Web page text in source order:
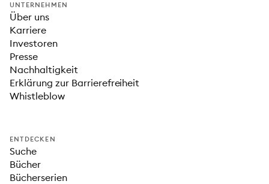
UNTERNEHMEN
Über uns
Karriere
Investoren
Presse
Nachhaltigkeit
Erklärung zur Barrierefreiheit
Whistleblow
ENTDECKEN
Suche
Bücher
Bücherserien